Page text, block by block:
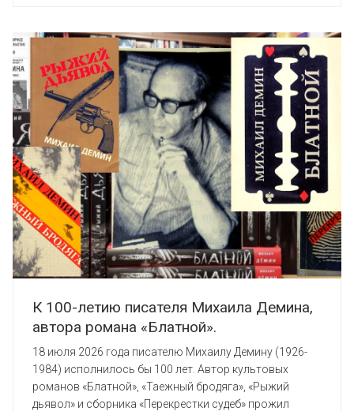
К 100-летию писателя Михаила Демина,
автора романа «Блатной».
18 июля 2026 года писателю Михаилу Демину (1926-
1984) исполнилось бы 100 лет. Автор культовых
романов «Блатной», «Таежный бродяга», «Рыжий
дьявол» и сборника «Перекрестки судеб» прожил